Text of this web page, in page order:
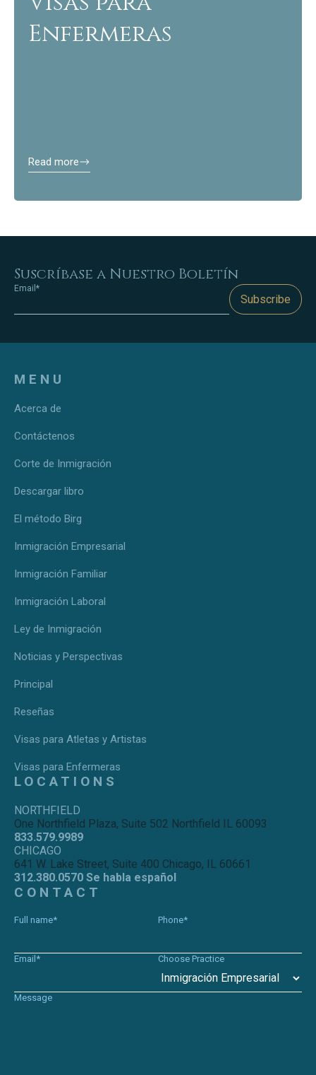
Enfermeras
Read more
Suscríbase a Nuestro Boletín
Email*
Subscribe
MENU
Acerca de
Contáctenos
Corte de Inmigración
Descargar libro
El método Birg
Inmigración Empresarial
Inmigración Familiar
Inmigración Laboral
Ley de Inmigración
Noticias y Perspectivas
Principal
Reseñas
Visas para Atletas y Artistas
Visas para Enfermeras
LOCATIONS
NORTHFIELD
One Northfield Plaza, Suite 502 Northfield IL 60093
833.579.9989
CHICAGO
641 W. Lake Street, Suite 400 Chicago, IL 60661
312.380.0570 Se habla español
CONTACT
Full name* Phone*
Email* Choose Practice
Message